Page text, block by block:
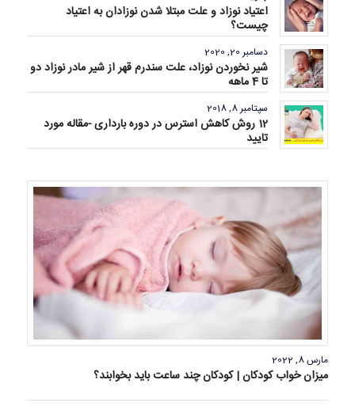
اعتیاد نوزاد و علت مبتلا شدن نوزادان به اعتیاد
چیست؟
دسامبر 20, 2020
شیر نخوردن نوزاد، علت سندرم قهر از شیر مادر نوزاد دو
تا 4 ماهه
سپتامبر 8, 2018
12 روش کاهش استرس در دوره بارداری -مقاله مورد
تایید
مارس 8, 2022
میزان خواب کودکان | کودکان چند ساعت باید بخوابند؟